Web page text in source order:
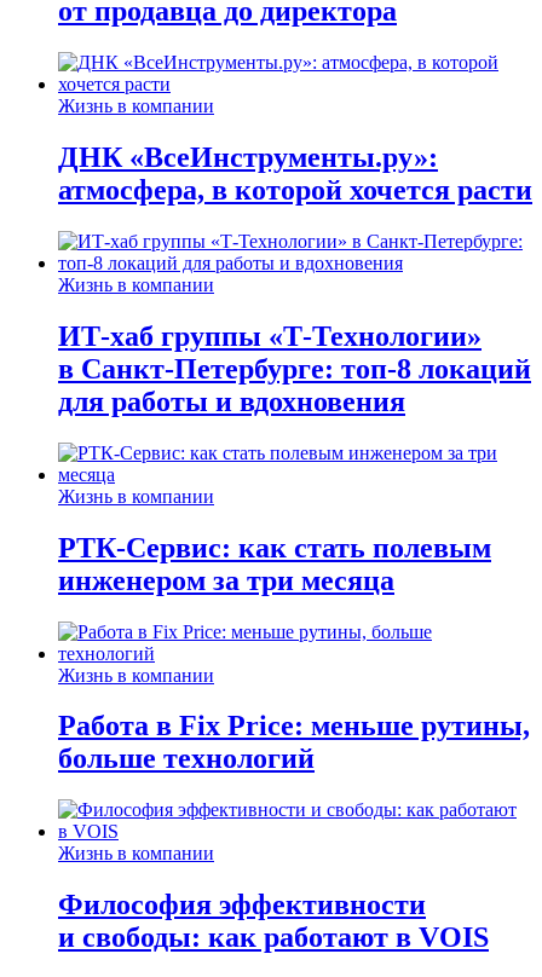
от продавца до директора
Жизнь в компании
ДНК «ВсеИнструменты.ру»:
атмосфера, в которой хочется расти
Жизнь в компании
ИТ-хаб группы «Т-Технологии»
в Санкт-Петербурге: топ-8 локаций
для работы и вдохновения
Жизнь в компании
РТК-Сервис: как стать полевым
инженером за три месяца
Жизнь в компании
Работа в Fix Price: меньше рутины,
больше технологий
Жизнь в компании
Философия эффективности
и свободы: как работают в VOIS